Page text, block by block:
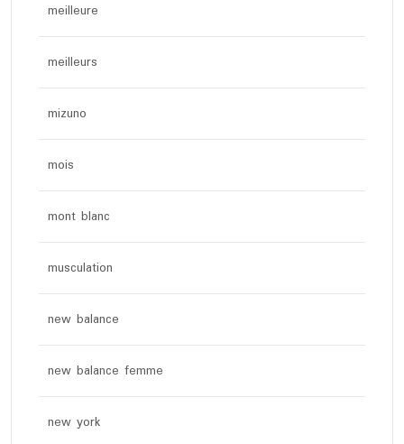
meilleure
meilleurs
mizuno
mois
mont blanc
musculation
new balance
new balance femme
new york